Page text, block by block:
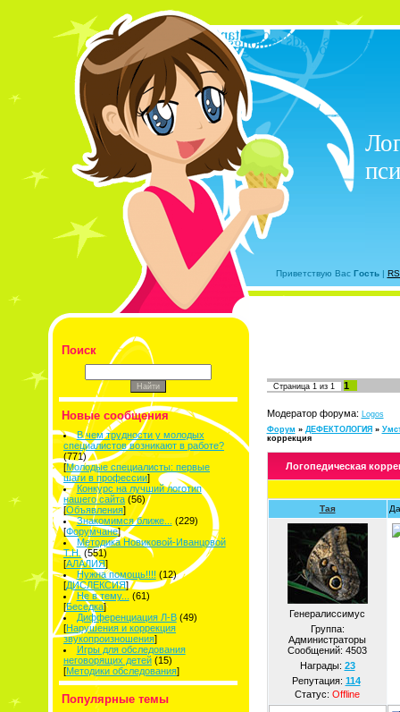
Приветствую Вас Гость|
Поиск
Новые сообщения
В чем трудности у молодых
специалистов возникают в работе?
(771)
[Молодые специалисты: первые
шаги в профессии]
Конкурс на лучший логотип
нашего сайта (56)
[Объявления]
Знакомимся ближе...
(229)
[Форумчане]
Методика Новиковой-Иванцовой
Т.Н. (551)
[АЛАЛИЯ]
Нужна помощь!!!! (12)
[ДИСЛЕКСИЯ]
Не в тему...
(61)
[Беседка]
Дифференциация Л-В (49)
[Нарушения и коррекция
звукопроизношения]
Игры для обследования
неговорящих детей (15)
[Методики обследования]
Популярные темы
Страница 1из 1 1
Модератор форума: Logos
Форум » ДЕФЕКТОЛОГИЯ »
коррекция
Логопедическая
Тая
Генералиссимус
Группа:
Администраторы
Сообщений: 4503
Награды: 23
Репутация: 114
Статус: Offline